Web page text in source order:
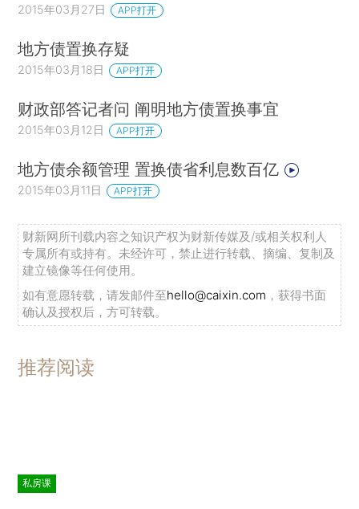
2015年03月27日 APP打开
地方债置换存疑
2015年03月18日 APP打开
财政部答记者问 阐明地方债置换事宜
2015年03月12日 APP打开
地方债余额管理 置换债省利息数百亿
2015年03月11日 APP打开
财新网所刊载内容之知识产权为财新传媒及/或相关权利人
专属所有或持有。未经许可，禁止进行转载、摘编、复制及
建立镜像等任何使用。
如有意愿转载，请发邮件至hello@caixin.com ，获得书面
确认及授权后，方可转载。
推荐阅读
私房课